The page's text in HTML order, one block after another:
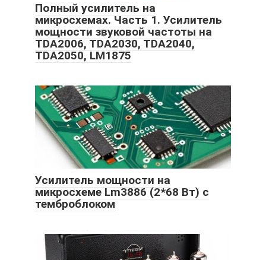
Полный усилитель на
микросхемах. Часть 1. Усилитель
мощности звуковой частоты на
TDA2006, TDA2030, TDA2040,
TDA2050, LM1875
Усилитель мощности на
микросхеме Lm3886 (2*68 Вт) с
темброблоком